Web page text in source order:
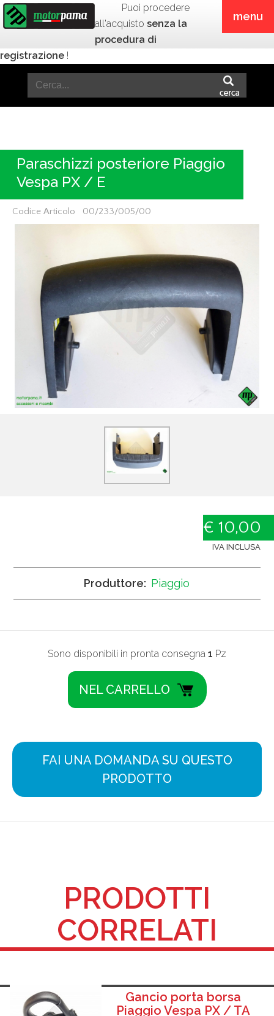
menu
Puoi procedere
all'acquisto senza la
procedura di
registrazione !
Paraschizzi posteriore Piaggio
Vespa PX / E
Codice Articolo 00/233/005/00
€ 10,00
IVA INCLUSA
Produttore: Piaggio
Sono disponibili in pronta consegna 1 Pz
FAI UNA DOMANDA SU QUESTO
PRODOTTO
PRODOTTI
CORRELATI
Gancio porta borsa
Piaggio Vespa PX / TA